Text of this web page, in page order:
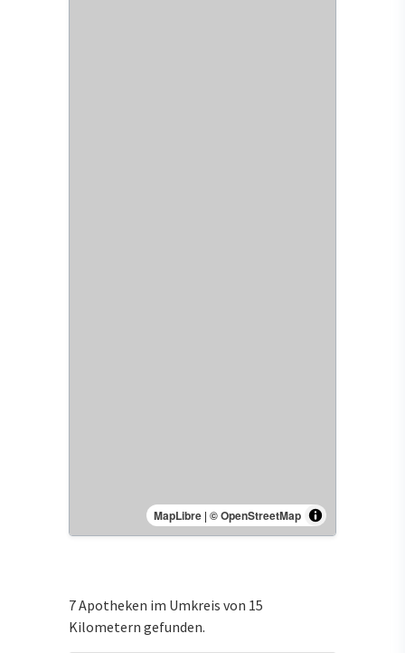
MapLibre | © OpenStreetMap
7 Apotheken im Umkreis von 15
Kilometern gefunden.